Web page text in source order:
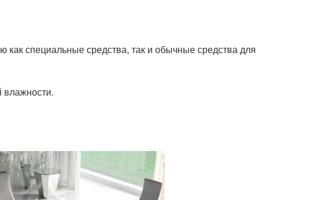
как специальные средства, так и обычные средства для